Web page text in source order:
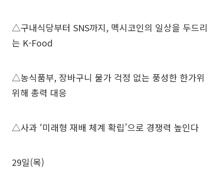
△구내식당부터 SNS까지, 멕시코인의 일상을 두드리
는 K-Food
△농식품부, 장바구니 물가 걱정 없는 풍성한 한가위
위해 총력 대응
△사과 ‘미래형 재배 체계 확립’으로 경쟁력 높인다
29일(목)